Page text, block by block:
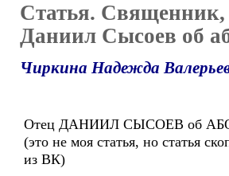
Статья.
Даниил Сысоев об
Чиркина Надежда
Отец ДАНИИЛ СЫСОЕВ об
(это не моя статья, но статья
из ВК)